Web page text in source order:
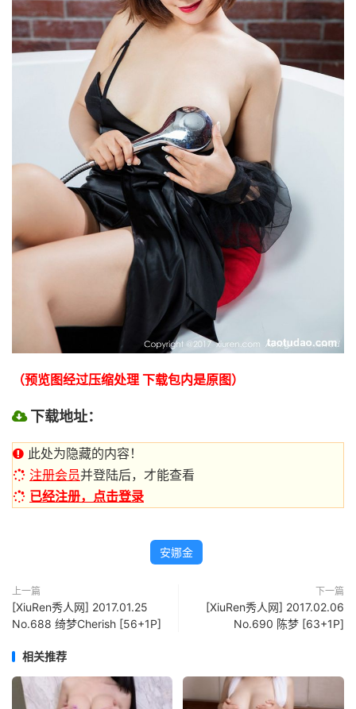
（预览图经过压缩处理 下载包内是原图）
下载地址：
此处为隐藏的内容！
注册会员并登陆后，才能查看
已经注册，点击登录
安娜金
上一篇
[XiuRen秀人网] 2017.01.25
No.688 绮梦Cherish [56+1P]
下一篇
[XiuRen秀人网] 2017.02.06
No.690 陈梦 [63+1P]
相关推荐